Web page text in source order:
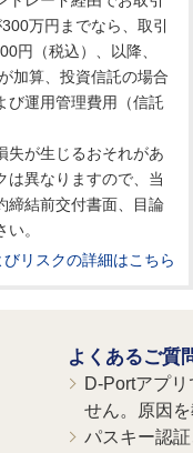
万円までなら、取引
円（税込）、以降、
加算、投資信託の場合
び運用管理費用（信託
失が生じるおそれがあ
は異なりますので、当
締結前交付書面、目論
。
リスクの詳細はこちら
よくあるご質
D-Portアプ
せん。原因
パスキー認